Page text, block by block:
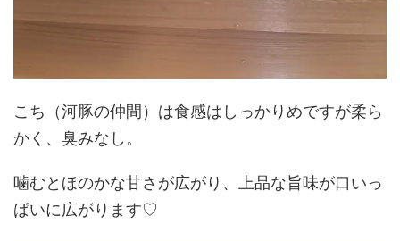
こち（河豚の仲間）は食感はしっかりめですが柔ら
かく、臭みなし。
噛むとほのかな甘さが広がり、上品な旨味が口いっ
ぱいに広がります♡